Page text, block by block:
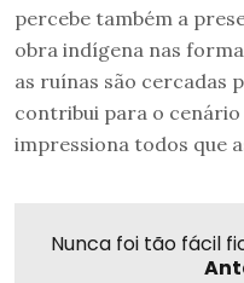
percebe também a
obra indígena nas
as ruínas são cercadas
contribui para o
impressiona todos que
Nunca foi tão fácil